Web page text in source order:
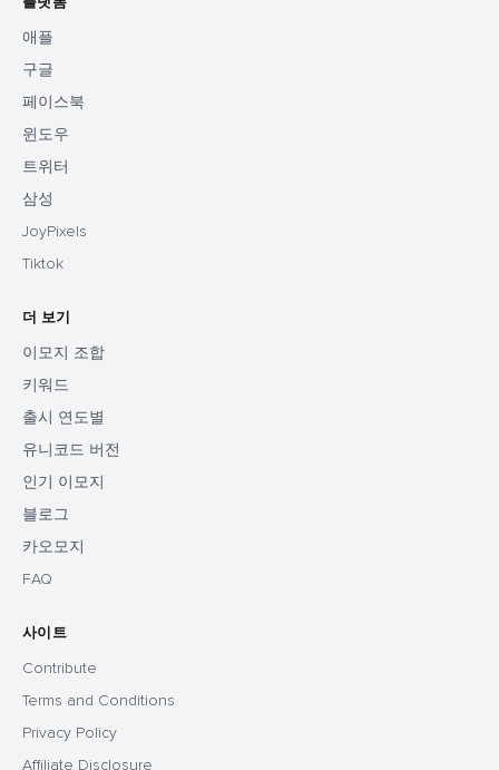
애플
구글
페이스북
윈도우
트위터
삼성
JoyPixels
Tiktok
더 보기
이모지 조합
키워드
출시 연도별
유니코드 버전
인기 이모지
블로그
카오모지
FAQ
사이트
Contribute
Terms and Conditions
Privacy Policy
Affiliate Disclosure